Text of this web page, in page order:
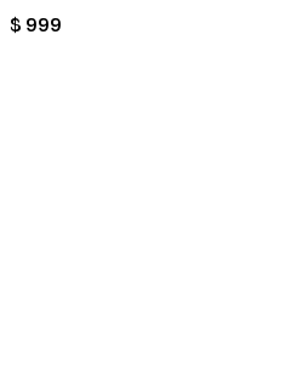
PRICE:
$ 999